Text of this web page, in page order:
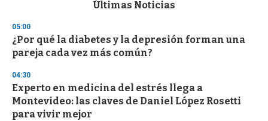
d
s
o
f
3
s
e
c
o
Últimas Noticias
05:00
¿Por qué la diabetes y la depresión forman una
pareja cada vez más común?
04:30
Experto en medicina del estrés llega a
Montevideo: las claves de Daniel López Rosetti
para vivir mejor